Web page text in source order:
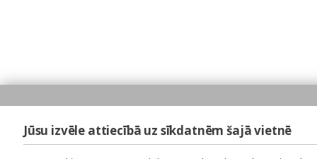
Jūsu izvēle attiecībā uz sīkdatnēm šajā vietnē